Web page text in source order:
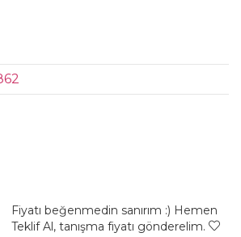
Fiyatı beğenmedin sanırım :) Hemen
Teklif Al, tanışma fiyatı gönderelim.